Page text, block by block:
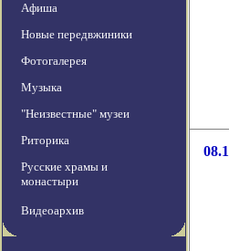
Афиша
Новые передвжиники
Фотогалерея
Музыка
"Неизвестные" музеи
Риторика
Русские храмы и
монастыри
Видеоархив